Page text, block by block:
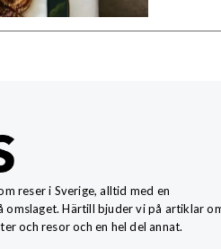
reser i Sverige, alltid med en
omslaget. Härtill bjuder vi på artiklar
och resor och en hel del annat.